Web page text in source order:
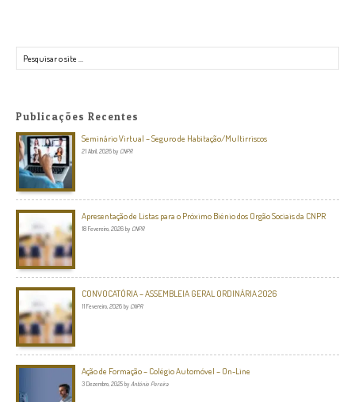
Pesquisar
Publicações Recentes
Seminário Virtual – Seguro de Habitação/Multirriscos
21 Abril, 2026 by CNPR
Apresentação de Listas para o Próximo Biénio dos Orgão Sociais da CNPR
18 Fevereiro, 2026 by CNPR
CONVOCATÓRIA – ASSEMBLEIA GERAL ORDINÁRIA 2026
11 Fevereiro, 2026 by CNPR
Ação de Formação – Colégio Automóvel – On-Line
3 Dezembro, 2025 by António Pereira